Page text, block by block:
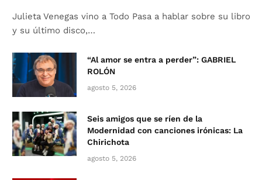
Julieta Venegas vino a Todo Pasa a hablar sobre su libro
y su último disco,…
“Al amor se entra a perder”: GABRIEL
ROLÓN
agosto 5, 2026
Seis amigos que se ríen de la
Modernidad con canciones irónicas: La
Chirichota
agosto 5, 2026